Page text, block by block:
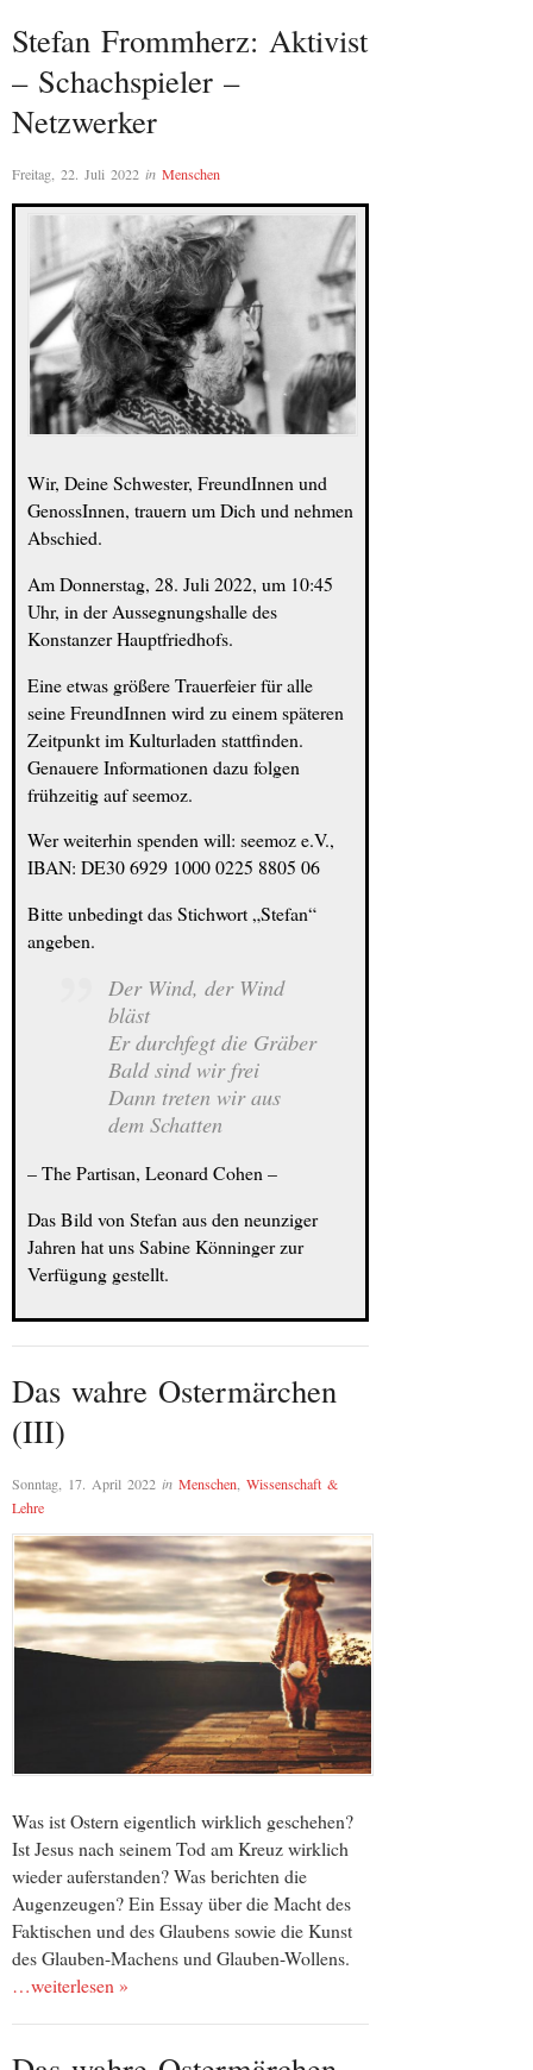
Stefan Frommherz: Aktivist
– Schachspieler –
Netzwerker
Freitag, 22. Juli 2022 in Menschen
Wir, Deine Schwester, FreundInnen und
GenossInnen, trauern um Dich und nehmen
Abschied.
Am Donnerstag, 28. Juli 2022, um 10:45
Uhr, in der Aussegnungshalle des
Konstanzer Hauptfriedhofs.
Eine etwas größere Trauerfeier für alle
seine FreundInnen wird zu einem späteren
Zeitpunkt im Kulturladen stattfinden.
Genauere Informationen dazu folgen
frühzeitig auf seemoz.
Wer weiterhin spenden will: seemoz e.V.,
IBAN: DE30 6929 1000 0225 8805 06
Bitte unbedingt das Stichwort „Stefan“
angeben.
Der Wind, der Wind
bläst
Er durchfegt die Gräber
Bald sind wir frei
Dann treten wir aus
dem Schatten
– The Partisan, Leonard Cohen –
Das Bild von Stefan aus den neunziger
Jahren hat uns Sabine Könninger zur
Verfügung gestellt.
Das wahre Ostermärchen
(III)
Sonntag, 17. April 2022 in Menschen Wissenschaft &
Lehre
Was ist Ostern eigentlich wirklich geschehen?
Ist Jesus nach seinem Tod am Kreuz wirklich
wieder auferstanden? Was berichten die
Augenzeugen? Ein Essay über die Macht des
Faktischen und des Glaubens sowie die Kunst
des Glauben-Machens und Glauben-Wollens.
…weiterlesen »